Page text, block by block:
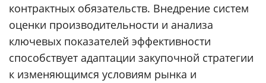
контрактных обязательств. Внедрение систем
оценки производительности и анализа
ключевых показателей эффективности
способствует адаптации закупочной стратегии
к изменяющимся условиям рынка и